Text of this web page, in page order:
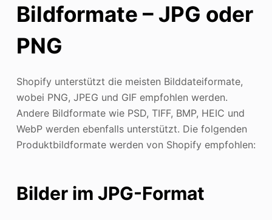
Bildformate – JPG oder
PNG
Shopify unterstützt die meisten Bilddateiformate,
wobei PNG, JPEG und GIF empfohlen werden.
Andere Bildformate wie PSD, TIFF, BMP, HEIC und
WebP werden ebenfalls unterstützt. Die folgenden
Produktbildformate werden von Shopify empfohlen:
Bilder im JPG-Format